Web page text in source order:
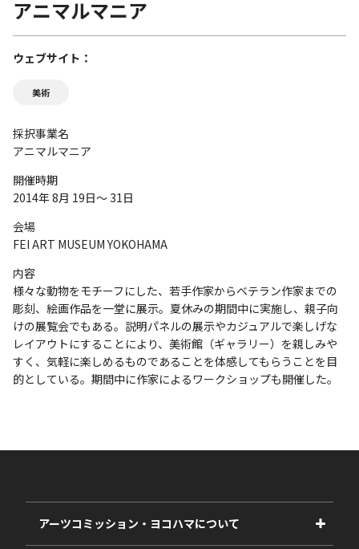
アニマルマニア
ウェブサイト
美術
採択事業名
アニマルマニア
開催時期
2014年 8月 19日～ 31日
会場
FEI ART MUSEUM YOKOHAMA
内容
様々な動物をモチーフにした、若手作家からベテラン作家までの
彫刻、絵画作品を一堂に展示。夏休みの期間中に実施し、親子向
けの展覧会でもある。説明パネルの展示やカジュアルで楽しげな
レイアウトにすることにより、美術館（ギャラリー）を親しみや
すく、気軽に楽しめるものであることを体感してもらうことを目
的としている。期間中に作家によるワークショップも開催した。
アーツコミッション・ヨコハマについて